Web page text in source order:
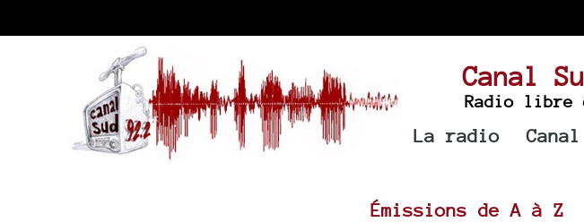
Canal
Radio libre
La radio
Émissions de A à Z